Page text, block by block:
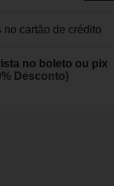
no cartão de crédito
no boleto ou pix
Desconto)